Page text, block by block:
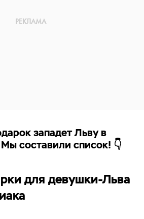
западет Льву в
составили список! 👇
для девушки-Льва